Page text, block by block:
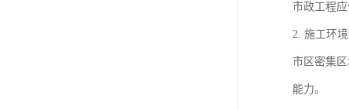
市政工程
2. 施工环
市区密集
能力。